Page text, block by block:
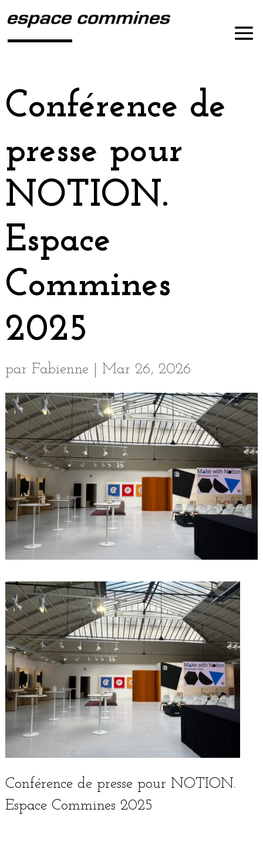
Conférence de
presse pour
NOTION.
Espace
Commines
2025
par Fabienne| Mar 26, 2026
Conférence de presse pour NOTION.
Espace Commines 2025